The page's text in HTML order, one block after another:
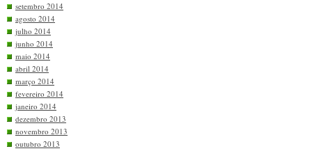
setembro 2014
agosto 2014
julho 2014
junho 2014
maio 2014
abril 2014
março 2014
fevereiro 2014
janeiro 2014
dezembro 2013
novembro 2013
outubro 2013